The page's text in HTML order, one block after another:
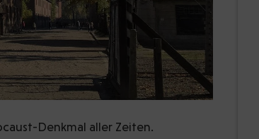
Denkmal aller Zeiten.